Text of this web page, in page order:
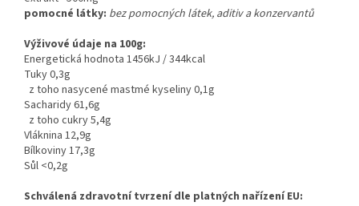
pomocné látky: bez pomocných látek, aditiv a konzervantů
Výživové údaje na 100g:
Energetická hodnota 1456kJ / 344kcal
Tuky 0,3g
z toho nasycené mastmé kyseliny 0,1g
Sacharidy 61,6g
z toho cukry 5,4g
Vláknina 12,9g
Bílkoviny 17,3g
Sůl <0,2g
Schválená zdravotní tvrzení dle platných nařízení EU: